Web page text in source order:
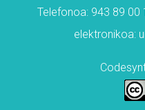
Telefonoa: 943 89 00
elektronikoa: